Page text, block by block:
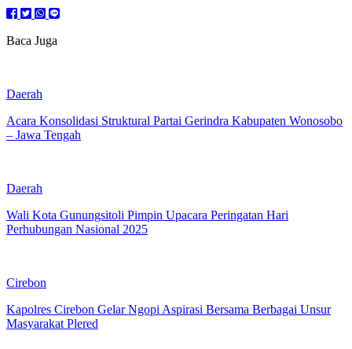
Baca Juga
Daerah
Acara Konsolidasi Struktural Partai Gerindra Kabupaten Wonosobo
– Jawa Tengah
Daerah
Wali Kota Gunungsitoli Pimpin Upacara Peringatan Hari
Perhubungan Nasional 2025
Cirebon
Kapolres Cirebon Gelar Ngopi Aspirasi Bersama Berbagai Unsur
Masyarakat Plered